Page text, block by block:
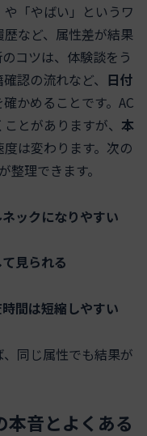
「やばい」というワ
など、属性差が結果
コツは、体験談をう
認の流れなど、
日付
かめることです。AC
とがありますが、 本
度は変わります。次の
理できます。
ックになりやすい
見られる
間は短縮しやすい
同じ属性でも結果が
本音とよくある